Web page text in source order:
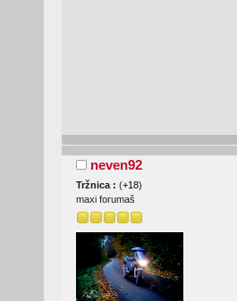
neven92
Tržnica : (+18)
maxi forumaš